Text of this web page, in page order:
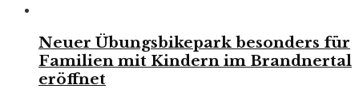
Neuer Übungsbikepark besonders für
Familien mit Kindern im Brandnertal
eröffnet